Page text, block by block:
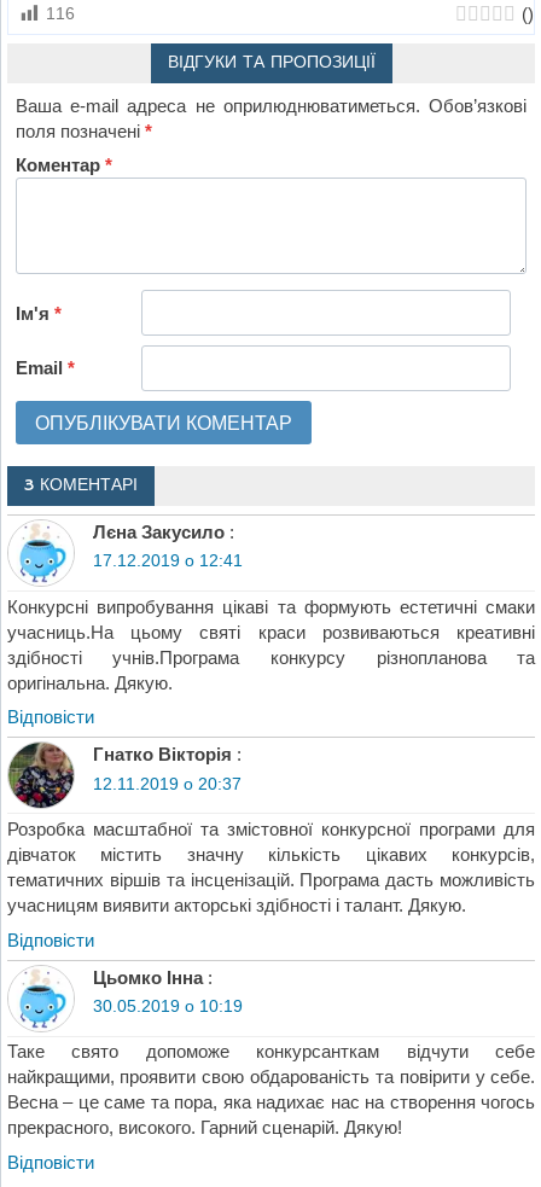
116 ()
ВІДГУКИ ТА ПРОПОЗИЦІЇ
Ваша e-mail адреса не оприлюднюватиметься. Обов’язкові
поля позначені*
Коментар*
Ім'я*
Email*
3 КОМЕНТАРІ
Лєна Закусило :
17.12.2019 о 12:41
Конкурсні випробування цікаві та формують естетичні смаки
учасниць.На цьому святі краси розвиваються креативні
здібності учнів.Програма конкурсу різнопланова та
оригінальна. Дякую.
Відповіcти
Гнатко Вікторія :
12.11.2019 о 20:37
Розробка масштабної та змістовної конкурсної програми для
дівчаток містить значну кількість цікавих конкурсів,
тематичних віршів та інсценізацій. Програма дасть можливість
учасницям виявити акторські здібності і талант. Дякую.
Відповіcти
Цьомко Інна :
30.05.2019 о 10:19
Таке свято допоможе конкурсанткам відчути себе
найкращими, проявити свою обдарованість та повірити у себе.
Весна – це саме та пора, яка надихає нас на створення чогось
прекрасного, високого. Гарний сценарій. Дякую!
Відповіcти